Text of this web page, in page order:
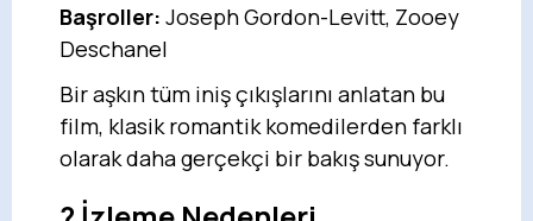
Başroller: Joseph Gordon-Levitt, Zooey
Deschanel
Bir aşkın tüm iniş çıkışlarını anlatan bu
film, klasik romantik komedilerden farklı
olarak daha gerçekçi bir bakış sunuyor.